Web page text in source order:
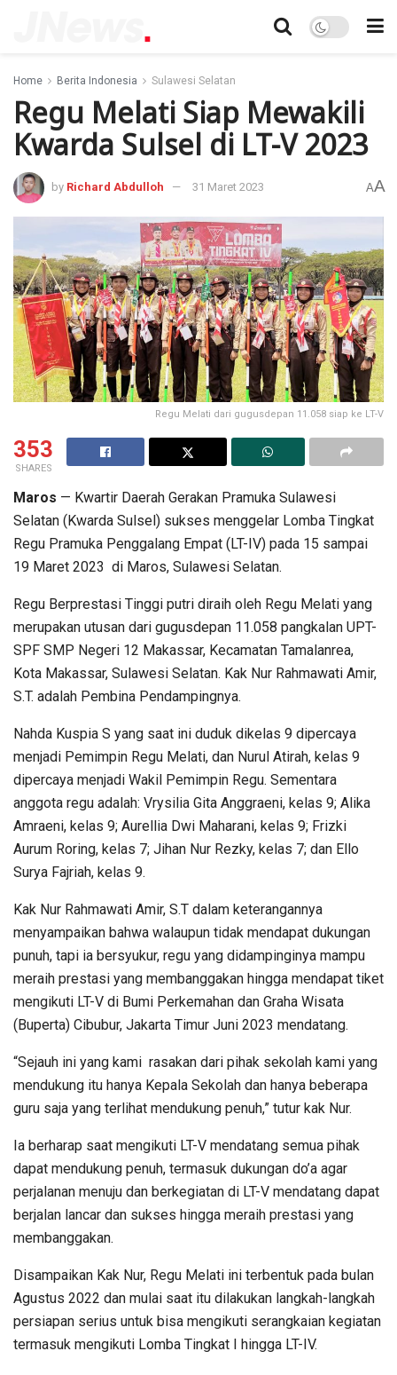
Home Berita Indonesia Sulawesi Selatan
Regu Melati Siap Mewakili
Kwarda Sulsel di LT-V 2023
by Richard Abdulloh 31 Maret 2023 AA
Regu Melati dari gugusdepan 11.058 siap ke LT-V
353
SHARES
Maros — Kwartir Daerah Gerakan Pramuka Sulawesi
Selatan (Kwarda Sulsel) sukses menggelar Lomba Tingkat
Regu Pramuka Penggalang Empat (LT-IV) pada 15 sampai
19 Maret 2023 di Maros, Sulawesi Selatan.
Regu Berprestasi Tinggi putri diraih oleh Regu Melati yang
merupakan utusan dari gugusdepan 11.058 pangkalan UPT-
SPF SMP Negeri 12 Makassar, Kecamatan Tamalanrea,
Kota Makassar, Sulawesi Selatan. Kak Nur Rahmawati Amir,
S.T. adalah Pembina Pendampingnya.
Nahda Kuspia S yang saat ini duduk dikelas 9 dipercaya
menjadi Pemimpin Regu Melati, dan Nurul Atirah, kelas 9
dipercaya menjadi Wakil Pemimpin Regu. Sementara
anggota regu adalah: Vrysilia Gita Anggraeni, kelas 9; Alika
Amraeni, kelas 9; Aurellia Dwi Maharani, kelas 9; Frizki
Aurum Roring, kelas 7; Jihan Nur Rezky, kelas 7; dan Ello
Surya Fajriah, kelas 9.
Kak Nur Rahmawati Amir, S.T dalam keterangannya
menyampaikan bahwa walaupun tidak mendapat dukungan
punuh, tapi ia bersyukur, regu yang didampinginya mampu
meraih prestasi yang membanggakan hingga mendapat tiket
mengikuti LT-V di Bumi Perkemahan dan Graha Wisata
(Buperta) Cibubur, Jakarta Timur Juni 2023 mendatang.
“Sejauh ini yang kami rasakan dari pihak sekolah kami yang
mendukung itu hanya Kepala Sekolah dan hanya beberapa
guru saja yang terlihat mendukung penuh,” tutur kak Nur.
Ia berharap saat mengikuti LT-V mendatang semua pihak
dapat mendukung penuh, termasuk dukungan do’a agar
perjalanan menuju dan berkegiatan di LT-V mendatang dapat
berjalan lancar dan sukses hingga meraih prestasi yang
membanggakan.
Disampaikan Kak Nur, Regu Melati ini terbentuk pada bulan
Agustus 2022 dan mulai saat itu dilakukan langkah-langkah
persiapan serius untuk bisa mengikuti serangkaian kegiatan
termasuk mengikuti Lomba Tingkat I hingga LT-IV.